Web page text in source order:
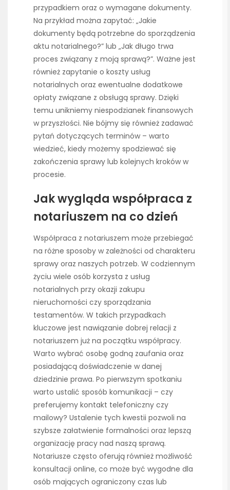
przypadkiem oraz o wymagane dokumenty.
Na przykład można zapytać: „Jakie
dokumenty będą potrzebne do sporządzenia
aktu notarialnego?” lub „Jak długo trwa
proces związany z moją sprawą?”. Ważne jest
również zapytanie o koszty usług
notarialnych oraz ewentualne dodatkowe
opłaty związane z obsługą sprawy. Dzięki
temu unikniemy niespodzianek finansowych
w przyszłości. Nie bójmy się również zadawać
pytań dotyczących terminów – warto
wiedzieć, kiedy możemy spodziewać się
zakończenia sprawy lub kolejnych kroków w
procesie.
Jak wygląda współpraca z
notariuszem na co dzień
Współpraca z notariuszem może przebiegać
na różne sposoby w zależności od charakteru
sprawy oraz naszych potrzeb. W codziennym
życiu wiele osób korzysta z usług
notarialnych przy okazji zakupu
nieruchomości czy sporządzania
testamentów. W takich przypadkach
kluczowe jest nawiązanie dobrej relacji z
notariuszem już na początku współpracy.
Warto wybrać osobę godną zaufania oraz
posiadającą doświadczenie w danej
dziedzinie prawa. Po pierwszym spotkaniu
warto ustalić sposób komunikacji – czy
preferujemy kontakt telefoniczny czy
mailowy? Ustalenie tych kwestii pozwoli na
szybsze załatwienie formalności oraz lepszą
organizację pracy nad naszą sprawą.
Notariusze często oferują również możliwość
konsultacji online, co może być wygodne dla
osób mających ograniczony czas lub